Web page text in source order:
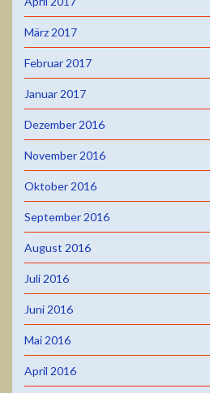
März 2017
Februar 2017
Januar 2017
Dezember 2016
November 2016
Oktober 2016
September 2016
August 2016
Juli 2016
Juni 2016
Mai 2016
April 2016